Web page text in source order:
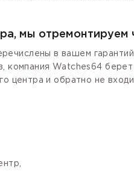
мы отремонтируем
в вашем
компания Watches64
центра и обратно не